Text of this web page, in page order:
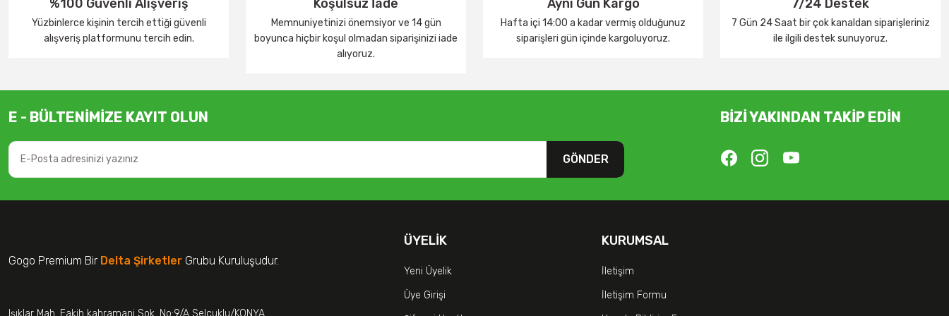
%100 Güvenli Alışveriş
Yüzbinlerce kişinin tercih ettiği güvenli
alışveriş platformunu tercih edin.
Koşulsuz İade
Memnuniyetinizi önemsiyor ve 14 gün
boyunca hiçbir koşul olmadan siparişinizi iade
alıyoruz.
Aynı Gün Kargo
Hafta içi 14:00 a kadar vermiş olduğunuz
siparişleri gün içinde kargoluyoruz.
7/24 Destek
7 Gün 24 Saat bir çok kanaldan siparişleriniz
ile ilgili destek sunuyoruz.
E - BÜLTENİMİZE KAYIT OLUN
GÖNDER
BİZİ YAKINDAN TAKİP EDİN
Gogo Premium Bir Delta Şirketler Grubu Kuruluşudur.
Işıklar Mah. Fakih kahramani Sok. No:9/A Selçuklu/KONYA
ÜYELIK
Yeni Üyelik
Üye Girişi
KURUMSAL
İletişim
İletişim Formu